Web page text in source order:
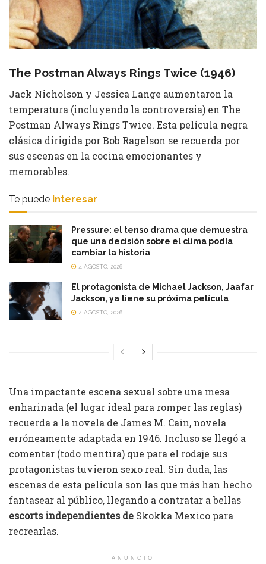
The Postman Always Rings Twice (1946)
Jack Nicholson y Jessica Lange aumentaron la
temperatura (incluyendo la controversia) en The
Postman Always Rings Twice. Esta película negra
clásica dirigida por Bob Ragelson se recuerda por
sus escenas en la cocina emocionantes y
memorables.
Te puede interesar
Pressure: el tenso drama que demuestra
que una decisión sobre el clima podía
cambiar la historia
4 AGOSTO, 2026
El protagonista de Michael Jackson, Jaafar
Jackson, ya tiene su próxima película
4 AGOSTO, 2026
Una impactante escena sexual sobre una mesa
enharinada (el lugar ideal para romper las reglas)
recuerda a la novela de James M. Cain, novela
erróneamente adaptada en 1946. Incluso se llegó a
comentar (todo mentira) que para el rodaje sus
protagonistas tuvieron sexo real. Sin duda, las
escenas de esta película son las que más han hecho
fantasear al público, llegando a contratar a bellas
escorts independientes de Skokka Mexico para
recrearlas.
ANUNCIO